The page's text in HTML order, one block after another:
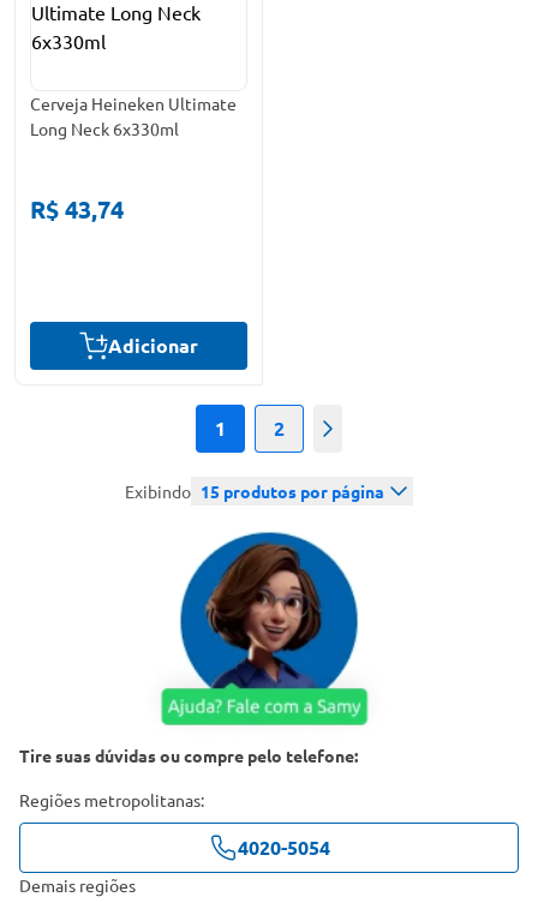
Cerveja Heineken Ultimate
Long Neck 6x330ml
R$ 43,74
Adicionar
1 2 Próximo
Exibindo 15 produtos por página
Tire suas dúvidas ou compre pelo telefone:
Regiões metropolitanas:
4020-5054
Demais regiões